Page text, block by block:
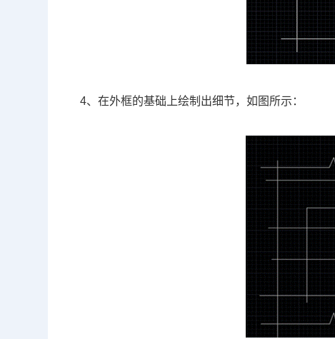
4、在外框的基础上绘制出细节，如图所示：